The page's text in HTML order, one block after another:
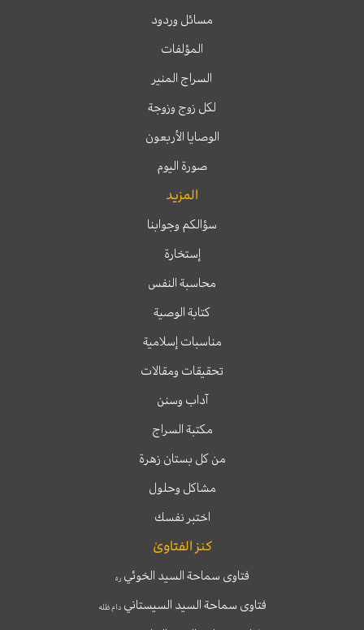
مسائل وردود
المؤلفات
السراج المنير
لكل زوج وزوجة
الوصايا الأربعون
صورة اليوم
المزيد
سؤالكم وجوابنا
إستخارة
محاسبة النفس
كتابة الوصية
مناسبات إسلامية
تحقيقات ومقالات
آداب وسنن
مكتبة السراج
من كل بستان زهرة
مشاكل وحلول
اختبر نفسك
كنز الفتاوىٰ
فتاوى سماحة السيد الخوئيره
فتاوى سماحة السيد السيستانيدام ظله